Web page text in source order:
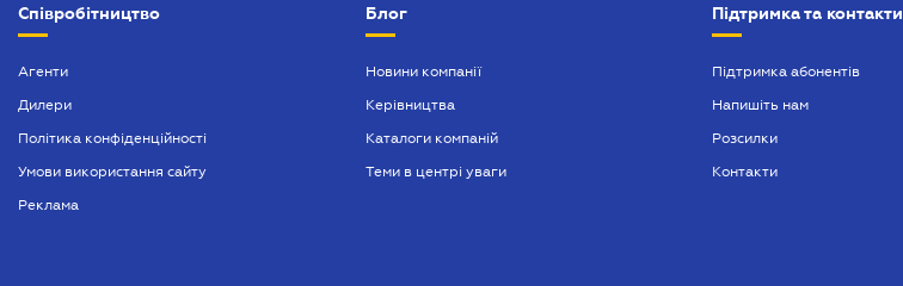
БІЗНЕС
БУХГАЛТЕР ПРОФ
Співробітництво
Агенти
Дилери
Політика конфіденційності
Умови використання сайту
Реклама
Блог
Новини компанії
Керівництва
Каталоги компаній
Теми в центрі уваги
Підтримка та контакти
Підтримка абонентів
Напишіть нам
Розсилки
Контакти